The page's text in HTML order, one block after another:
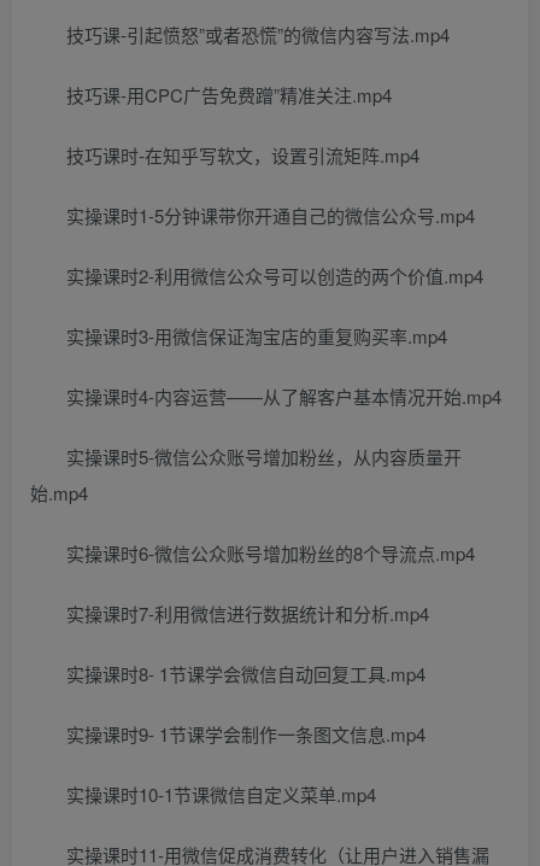
技巧课-引起愤怒”或者恐慌”的微信内容写法.mp4
技巧课-用CPC广告免费蹭”精准关注.mp4
技巧课时-在知乎写软文，设置引流矩阵.mp4
实操课时1-5分钟课带你开通自己的微信公众号.mp4
实操课时2-利用微信公众号可以创造的两个价值.mp4
实操课时3-用微信保证淘宝店的重复购买率.mp4
实操课时4-内容运营——从了解客户基本情况开始.mp4
实操课时5-微信公众账号增加粉丝，从内容质量开
始.mp4
实操课时6-微信公众账号增加粉丝的8个导流点.mp4
实操课时7-利用微信进行数据统计和分析.mp4
实操课时8- 1节课学会微信自动回复工具.mp4
实操课时9- 1节课学会制作一条图文信息.mp4
实操课时10-1节课微信自定义菜单.mp4
实操课时11-用微信促成消费转化（让用户进入销售漏